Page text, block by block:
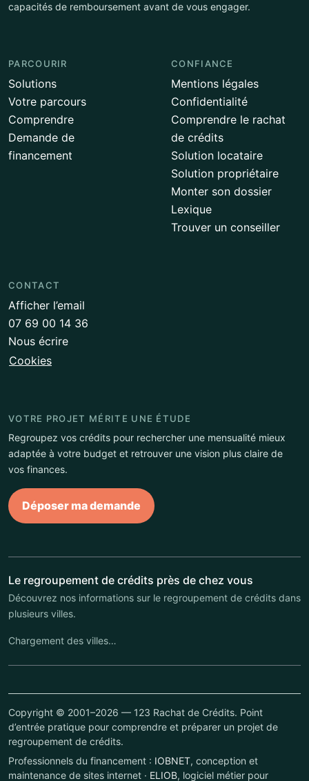
capacités de remboursement avant de vous engager.
PARCOURIR
Solutions
Votre parcours
Comprendre
Demande de
financement
CONFIANCE
Mentions légales
Confidentialité
Comprendre le rachat
de crédits
Solution locataire
Solution propriétaire
Monter son dossier
Lexique
Trouver un conseiller
CONTACT
Afficher l’email
07 69 00 14 36
Nous écrire
Cookies
VOTRE PROJET MÉRITE UNE ÉTUDE
Regroupez vos crédits pour rechercher une mensualité mieux
adaptée à votre budget et retrouver une vision plus claire de
vos finances.
Déposer ma demande
Le regroupement de crédits près de chez vous
Découvrez nos informations sur le regroupement de crédits dans
plusieurs villes.
Chargement des villes…
Copyright © 2001–2026 — 123 Rachat de Crédits. Point
d’entrée pratique pour comprendre et préparer un projet de
regroupement de crédits.
Professionnels du financement : IOBNET, conception et
maintenance de sites internet · ELIOB, logiciel métier pour